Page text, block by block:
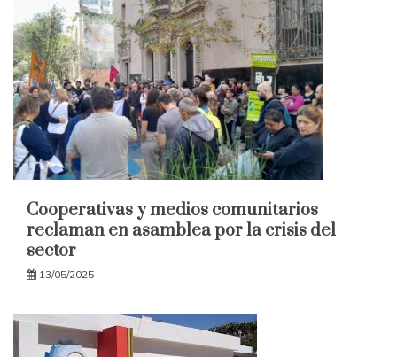
Cooperativas y medios comunitarios
reclaman en asamblea por la crisis del
sector
13/05/2025